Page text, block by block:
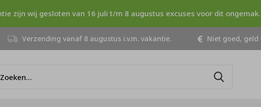
Verzending vanaf 8 augustus i.v.m. vakantie. Niet goed, geld
zijn wij gesloten van 16 juli t/m 8 augustus excuses voor dit ongemak.